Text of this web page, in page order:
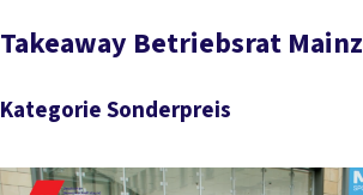
Takeaway Betriebsrat Mainz
Kategorie Sonderpreis